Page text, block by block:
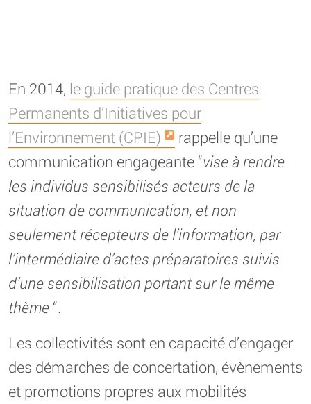
En 2014, le guide pratique des Centres
Permanents d’Initiatives pour
l’Environnement (CPIE)
rappelle qu’une
communication engageante “vise à rendre
les individus sensibilisés acteurs de la
situation de communication, et non
seulement récepteurs de l’information, par
l’intermédiaire d’actes préparatoires suivis
d’une sensibilisation portant sur le même
thème “.
Les collectivités sont en capacité d’engager
des démarches de concertation, évènements
et promotions propres aux mobilités